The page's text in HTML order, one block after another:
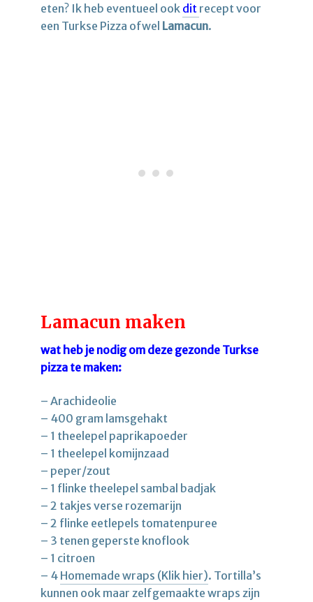
eten? Ik heb eventueel ook dit recept voor
een Turkse Pizza ofwel Lamacun.
Lamacun maken
wat heb je nodig om deze gezonde Turkse
pizza te maken:
– Arachideolie
– 400 gram lamsgehakt
– 1 theelepel paprikapoeder
– 1 theelepel komijnzaad
– peper/zout
– 1 flinke theelepel sambal badjak
– 2 takjes verse rozemarijn
– 2 flinke eetlepels tomatenpuree
– 3 tenen geperste knoflook
– 1 citroen
– 4 Homemade wraps (Klik hier). Tortilla’s
kunnen ook maar zelfgemaakte wraps zijn